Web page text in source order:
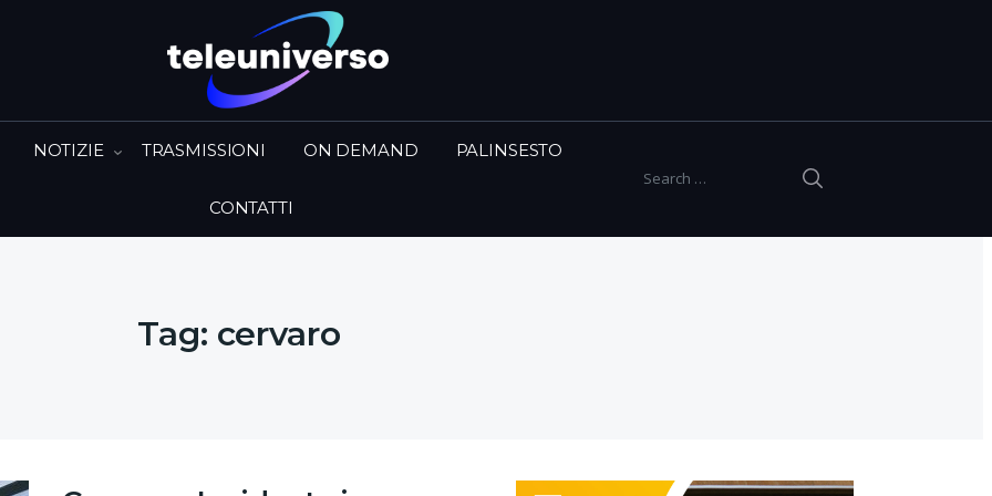
Search for:
NOTIZIE TRASMISSIONI ON DEMAND PALINSESTO
CONTATTI
Tag: cervaro